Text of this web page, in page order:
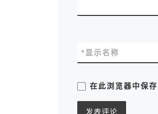
显示名称
*
在此浏览器中保